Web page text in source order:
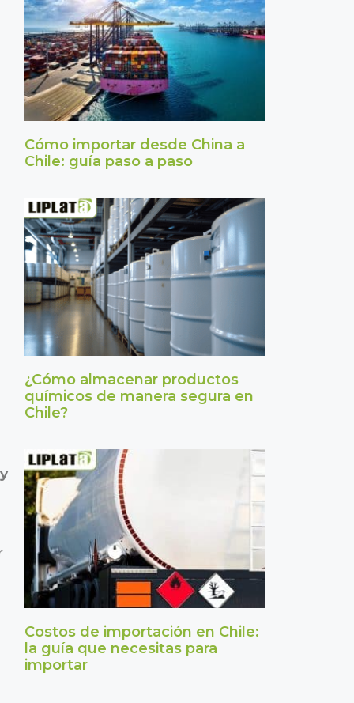
Cómo importar desde China a
Chile: guía paso a paso
¿Cómo almacenar productos
químicos de manera segura en
Chile?
Costos de importación en Chile:
la guía que necesitas para
importar